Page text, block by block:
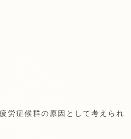
労症候群の原因として考えられ